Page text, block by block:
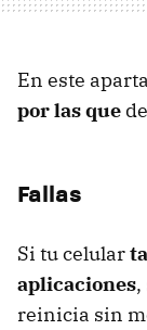
En este
por las que
Fallas
Si tu celular
aplicaciones,
reinicia sin